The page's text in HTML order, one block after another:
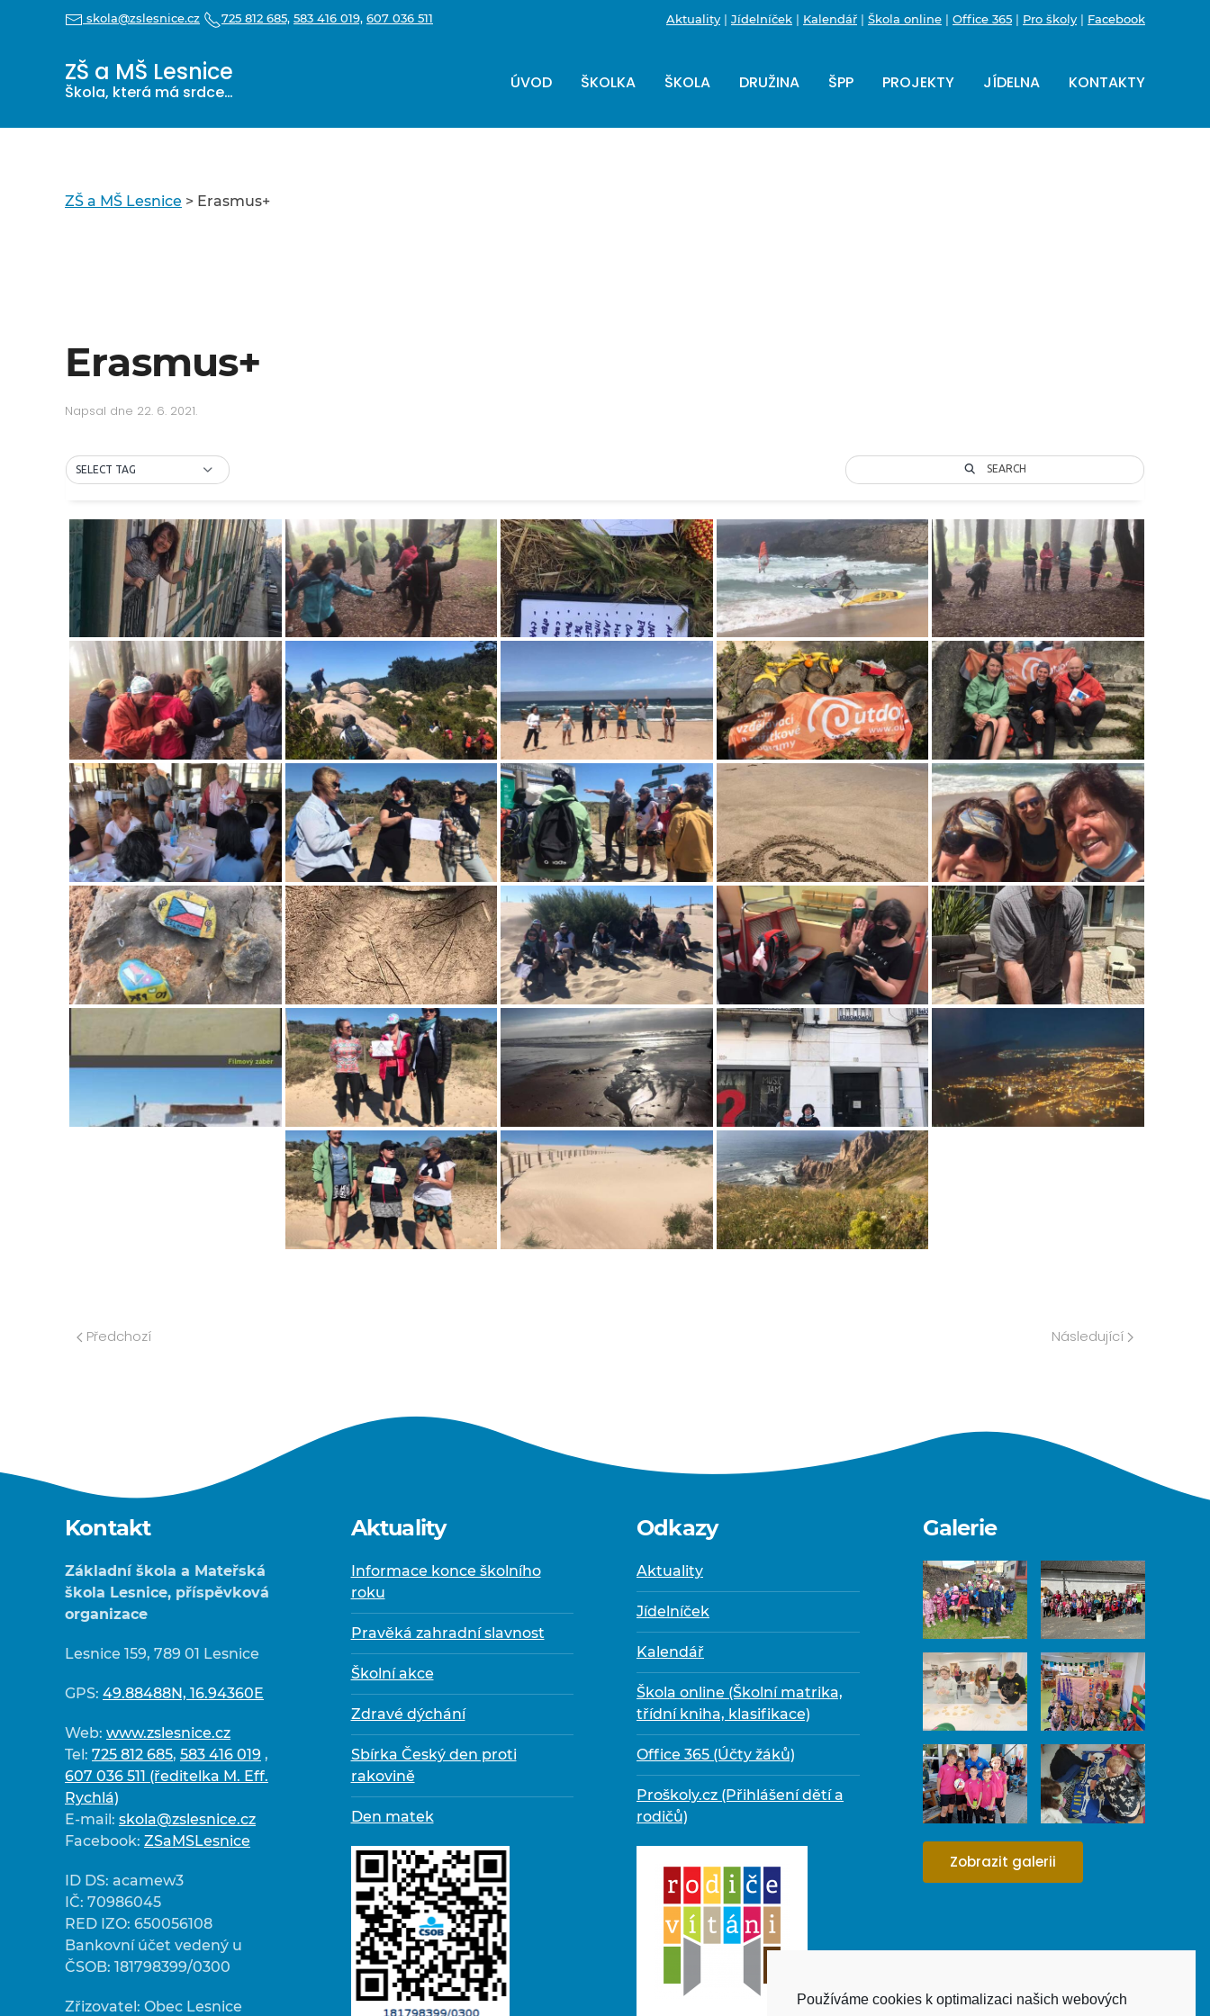
skola@zslesnice.cz 725 812 685, 583 416 019, 607 036 511 Aktuality | Jídelníček | Kalendář | Škola online | Office 365 | Pro školy | Facebook
ZŠ a MŠ Lesnice
Škola, která má srdce… ÚVOD ŠKOLKA ŠKOLA DRUŽINA ŠPP PROJEKTY JÍDELNA KONTAKTY
ZŠ a MŠ Lesnice > Erasmus+
Erasmus+
Napsal dne 22. 6. 2021.
SELECT TAG SEARCH
Předchozí Následující
Kontakt
Základní škola a Mateřská
škola Lesnice, příspěvková
organizace
Lesnice 159, 789 01 Lesnice
GPS: 49.88488N, 16.94360E
Web: www.zslesnice.cz
Tel: 725 812 685, 583 416 019 ,
607 036 511 (ředitelka M. Eff.
Rychlá)
E-mail: skola@zslesnice.cz
Facebook: ZSaMSLesnice
ID DS: acamew3
IČ: 70986045
RED IZO: 650056108
Bankovní účet vedený u
ČSOB: 181798399/0300
Zřizovatel: Obec Lesnice
Aktuality
Informace konce školního
roku
Pravěká zahradní slavnost
Školní akce
Zdravé dýchání
Sbírka Český den proti
rakovině
Den matek
Odkazy
Aktuality
Jídelníček
Kalendář
Škola online (Školní matrika,
třídní kniha, klasifikace)
Office 365 (Účty žáků)
Proškoly.cz (Přihlášení dětí a
rodičů)
Galerie
Zobrazit galerii
Používáme cookies k optimalizaci našich webových